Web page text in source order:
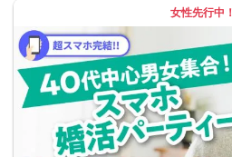
女性先行中！